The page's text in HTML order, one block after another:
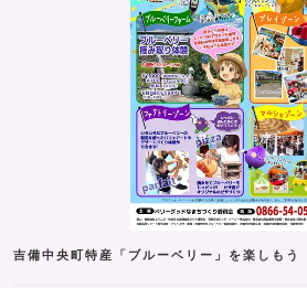
吉備中央町特産「ブルーベリー」を楽しもう